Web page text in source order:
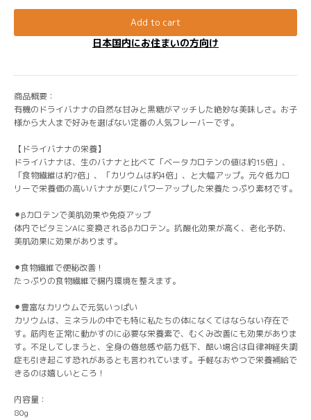
Add to cart
日本国内にお住まいの方向け
商品概要：
有機のドライバナナの自然な甘みと黒糖がマッチした絶妙な美味しさ。お子
様から大人まで好みを選ばない定番の人気フレーバーです。
【ドライバナナの栄養】
ドライバナナは、生のバナナと比べて「ベータカロテンの値は約15倍」、
「食物繊維は約7倍」、「カリウムは約4倍」、と大幅アップ。元々低カロ
リーで栄養価の高いバナナが更にパワーアップした栄養たっぷり素材です。
⚫︎βカロテンで美肌効果や免疫アップ
体内でビタミンAに変換されるβカロテン。抗酸化効果が高く、老化予防、
美肌効果に効果があります。
⚫︎食物繊維で便秘改善！
たっぷりの食物繊維で腸内環境を整えます。
⚫︎豊富なカリウムで元気いっぱい
カリウムは、ミネラルの中でも特に私たちの体になくてはならない存在で
す。筋肉を正常に動かすのに必要な栄養素で、むくみ改善にも効果がありま
す。不足してしまうと、全身の倦怠感や筋力低下、酷い場合は自律神経失調
症も引き起こす恐れがあるとも言われています。手軽なおやつで栄養補給で
きるのは嬉しいところ！
内容量：
80g